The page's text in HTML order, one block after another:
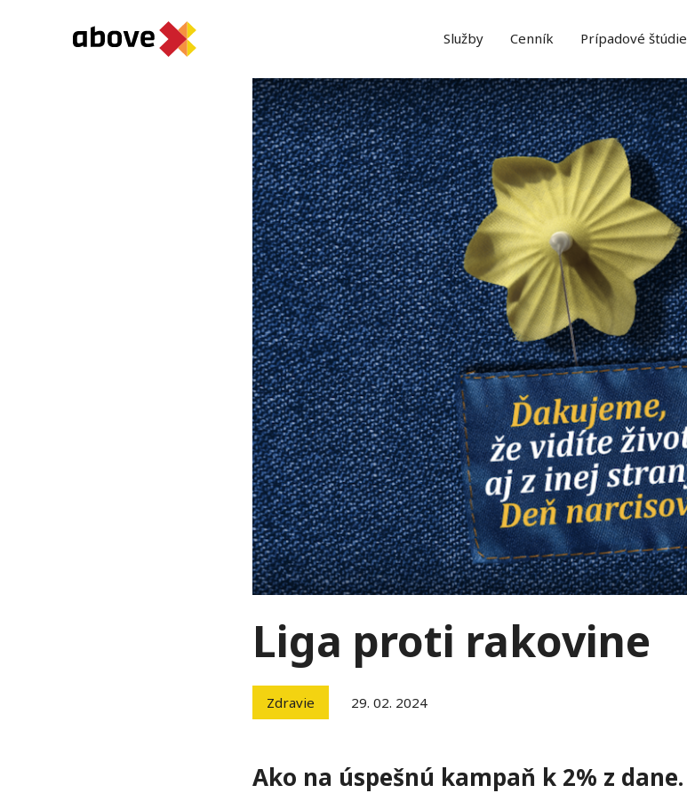
Služby Cenník Prípadové štúdie
Liga proti rakovine
Zdravie 29. 02. 2024
Ako na úspešnú kampaň k 2% z dane.